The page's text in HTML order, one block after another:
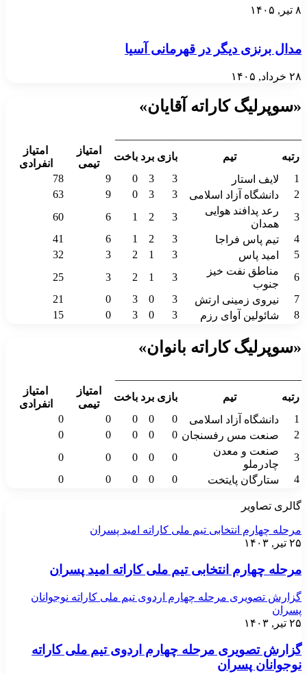
۸ تیر, ۱۴۰۵
مدال برنزی دیگر در قهرمانی آسیا
۲۸ خرداد, ۱۴۰۵
«سوپرلیگ کاراته آقایان»
رتبه
تیم بازی برد باخت
امتیاز
تیمی
امتیاز
انفرادی
1
لایف استار 3
3
0
9
78
2
دانشگاه آزاد اسلامی 3
3
0
9
63
3
رعد پدافند هوایی
همدان
3
2
1
6
60
4
تیم پاس فراجا 3
2
1
6
41
5
امید پاس 3
1
2
3
32
6
مناطق نفت خیز
جنوب
3
1
2
3
25
7
نیروی زمینی ارتش 3
0
3
0
21
8
شائولین آوای رزم 3
0
3
0
15
«سوپرلیگ کاراته بانوان»
رتبه
تیم بازی برد باخت
امتیاز
تیمی
امتیاز
انفرادی
1
دانشگاه آزاد اسلامی 0
0
0
0
0
2
صنعت مس رفسنجان 0
0
0
0
0
3
صنعت و معدن
چادرملو
0
0
0
0
0
4
ستارگان پایتخت 0
0
0
0
0
گالری تصاویر
مرحله چهارم انتخابی تیم ملی کاراته امید پسران
۲۵ تیر, ۱۴۰۳
مرحله چهارم انتخابی تیم ملی کاراته امید پسران
گزارش تصویری مرحله چهارم اردوی تیم ملی کاراته نوجوانان
پسران
۲۵ تیر, ۱۴۰۳
گزارش تصویری مرحله چهارم اردوی تیم ملی کاراته
نوجوانان پسران